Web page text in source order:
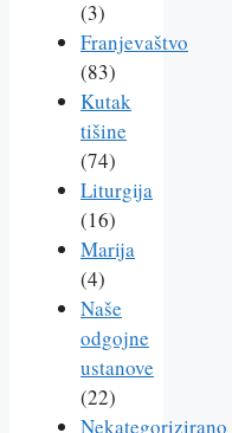
(3)
Franjevaštvo
(83)
Kutak
tišine
(74)
Liturgija
(16)
Marija
(4)
Naše
odgojne
ustanove
(22)
Nekategorizirano